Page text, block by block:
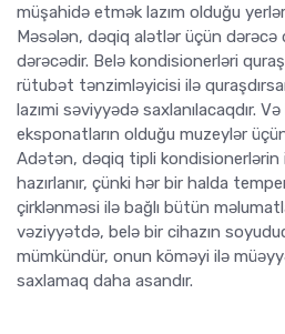
müşahidə etmək lazım olduğu
Məsələn, dəqiq alətlər üçün
dərəcədir. Belə kondisionerləri
rütubət tənzimləyicisi ilə
lazımi səviyyədə saxlanılacaqdır.
eksponatların olduğu muzeylər
Adətən, dəqiq tipli kondisionerlərin
hazırlanır, çünki hər bir halda
çirklənməsi ilə bağlı bütün
vəziyyətdə, belə bir cihazın
mümkündür, onun köməyi ilə
saxlamaq daha asandır.